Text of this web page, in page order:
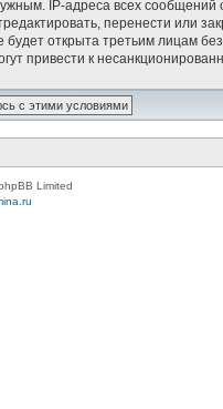
IP-адреса всех
перенести или
открыта третьим лицам
привести к
Limited